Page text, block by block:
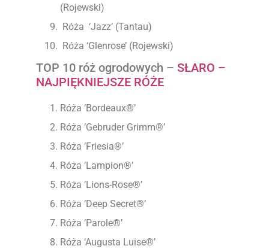
(Rojewski)
Róża ‘Jazz’ (Tantau)
Róża ‘Glenrose’ (Rojewski)
TOP 10 róż ogrodowych – SŁARO –
NAJPIĘKNIEJSZE RÓŻE
Róża ‘Bordeaux®’
Róża ‘Gebruder Grimm®’
Róża ‘Friesia®’
Róża ‘Lampion®’
Róża ‘Lions-Rose®’
Róża ‘Deep Secret®’
Róża ‘Parole®’
Róża ‘Augusta Luise®’